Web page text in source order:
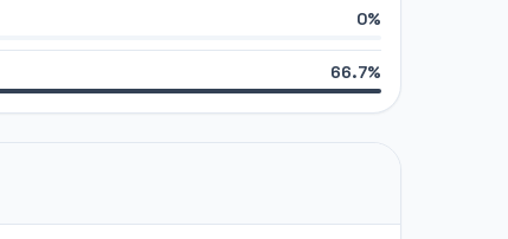
0%
66.7%